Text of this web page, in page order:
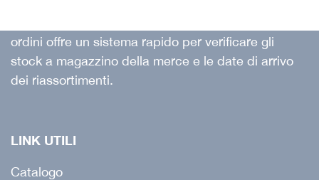
ordini offre un sistema rapido per verificare gli
stock a magazzino della merce e le date di arrivo
dei riassortimenti.
LINK UTILI
Catalogo